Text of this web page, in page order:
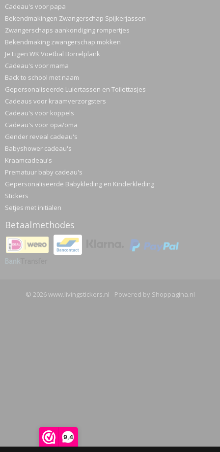
9,4
Cadeau's voor papa
Bekendmakingen Zwangerschap Spijkerjassen
Zwangerschaps aankondiging rompertjes
Bekendmaking zwangerschap mokken
Je Eigen WK Voetbal Borrelplank
Cadeau's voor mama
Back to school met naam
Gepersonaliseerde Luiertassen en Toilettasjes
Cadeaus voor kraamverzorgsters
Cadeau's voor koppels
Cadeau's voor opa/oma
Gender reveal cadeau's
Babyshower cadeau's
Kraamcadeau's
Prematuur baby cadeau's
Gepersonaliseerde Babykleding en Kinderkleding
Stickers
Setjes met initialen
Betaalmethodes
© 2026 www.livingstickers.nl - Powered by Shoppagina.nl